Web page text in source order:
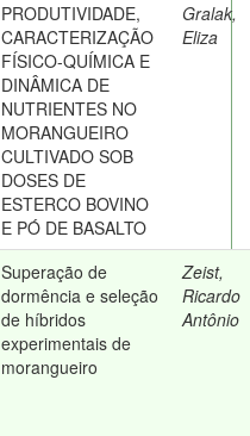
PRODUTIVIDADE,
CARACTERIZAÇÃO
FÍSICO-QUÍMICA E
DINÂMICA DE
NUTRIENTES NO
MORANGUEIRO
CULTIVADO SOB
DOSES DE
ESTERCO BOVINO
E PÓ DE BASALTO
Gralak,
Eliza
Superação de
dormência e seleção
de híbridos
experimentais de
morangueiro
Zeist,
Ricardo
Antônio